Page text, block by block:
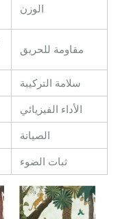
الوزن
مقاومة للحريق
سلامة التركيبة
الأداء الفيزيائي
الصيانة
ثبات الضوء